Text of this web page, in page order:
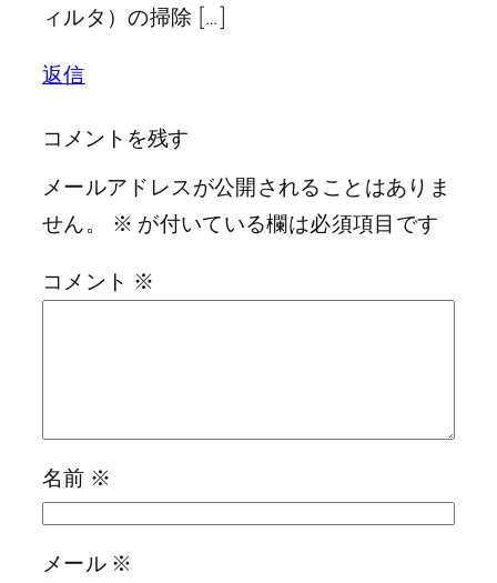
ィルタ）の掃除 […]
返信
コメントを残す
メールアドレスが公開されることはありま
せん。
※ が付いている欄は必須項目です
コメント ※
名前 ※
メール ※